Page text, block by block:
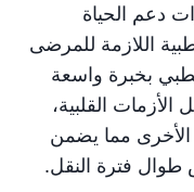
دعم الحياة
اللازمة للمرضى
بخبرة واسعة
القلبية،
الأخرى مما يضمن
طوال فترة النقل.